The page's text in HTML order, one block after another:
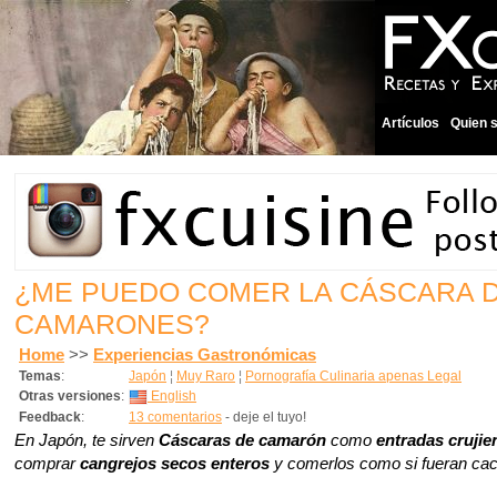
Artículos Quien
¿ME PUEDO COMER LA CÁSCARA
CAMARONES?
Home >> Experiencias Gastronómicas
Temas: Japón ¦ Muy Raro ¦ Pornografía Culinaria apenas Legal
Otras versiones:
English
Feedback: 13 comentarios - deje el tuyo!
En Japón, te sirven Cáscaras de camarón como entradas
comprarcangrejos secos enteros y comerlos como si fueran